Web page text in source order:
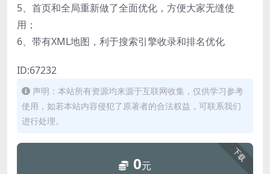
5、首页和全局重新做了全面优化，方便大家无缝使
用；
6、带有XML地图，利于搜索引擎收录和排名优化
ID:67232
声明：本站所有资源均来源于互联网收集，仅供学习参考
使用，如若本站内容侵犯了原著者的合法权益，可联系我们
进行处理。
下载
0元